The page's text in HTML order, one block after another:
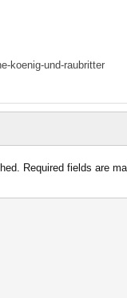
koenig-und-raubritter
Required fields are